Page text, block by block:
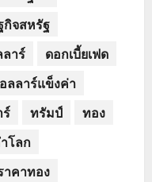
กิจสหรัฐ
าร์
ดอกเบี้ยเฟด
ลลาร์แข็งค่า
ทรัมป์
ทอง
โลก
าคาทอง